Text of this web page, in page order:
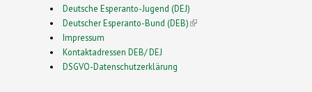
Deutsche Esperanto-Jugend (DEJ)
Deutscher Esperanto-Bund (DEB)(link is external)
Impressum
Kontaktadressen DEB/ DEJ
DSGVO-Datenschutzerklärung